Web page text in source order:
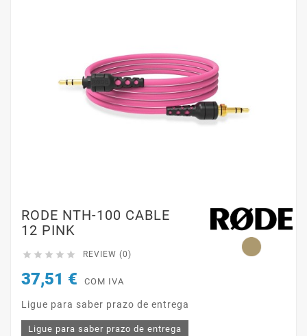
RODE NTH-100 CABLE
12 PINK
     REVIEW (0)
37,51 € COM IVA
Ligue para saber prazo de entrega
Ligue para saber prazo de entrega